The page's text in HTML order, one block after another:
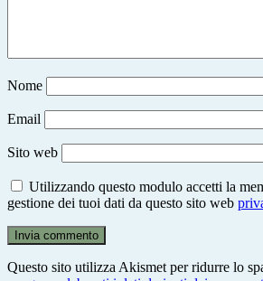
Nome
Email
Sito web
Utilizzando questo modulo accetti la
gestione dei tuoi dati da questo sito web
Questo sito utilizza Akismet per ridurre lo